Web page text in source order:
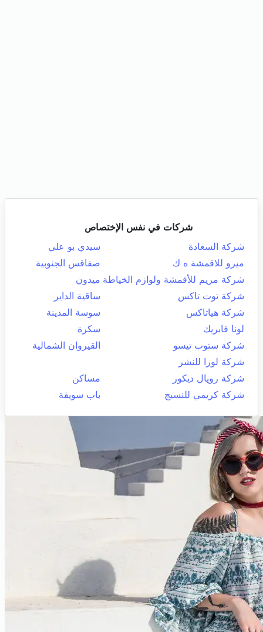
شركات في نفس الإختصاص
شركة السعادة
سيدي بو علي
ميرو للاقمشة ه ك
صفاقس الجنوبية
شركة مريم للأقمشة ولوازم الخياطة ميدون
شركة توت تاكس
ساقية الداير
شركة هياتاكس
سوسة المدينة
لونا فابريك
سكرة
شركة ستوب تيسو
القيروان الشمالية
شركة لورا للنشر
شركة رويال ديكور
مساكن
شركة كريمي للنسيج
باب سويقة